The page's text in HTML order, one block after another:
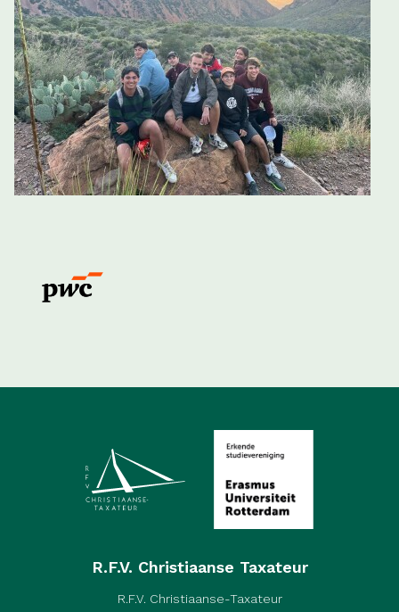
R.F.V. Christiaanse Taxateur
R.F.V. Christiaanse-Taxateur